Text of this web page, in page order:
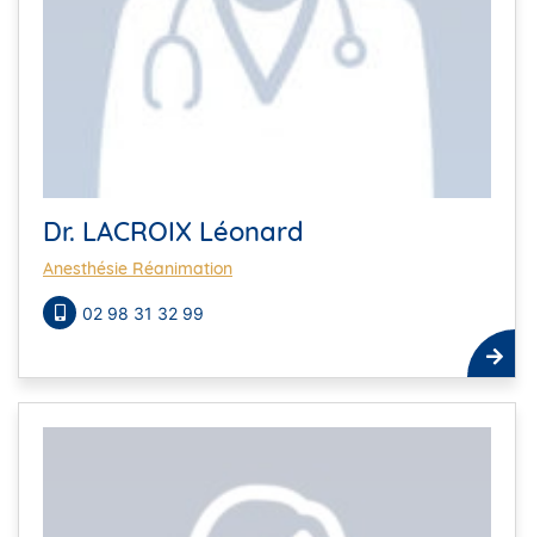
Dr. LACROIX Léonard
Anesthésie Réanimation
02 98 31 32 99